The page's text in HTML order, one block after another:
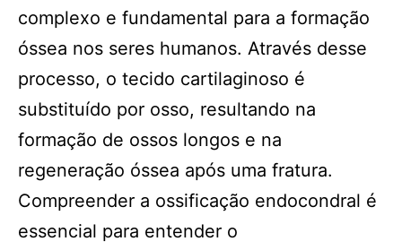
complexo e fundamental para a formação
óssea nos seres humanos. Através desse
processo, o tecido cartilaginoso é
substituído por osso, resultando na
formação de ossos longos e na
regeneração óssea após uma fratura.
Compreender a ossificação endocondral é
essencial para entender o